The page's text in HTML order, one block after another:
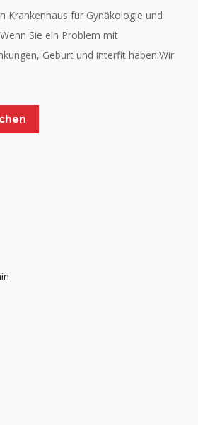
Krankenhaus für Gynäkologie und
Sie ein Problem mit
Geburt und interfit haben:Wir